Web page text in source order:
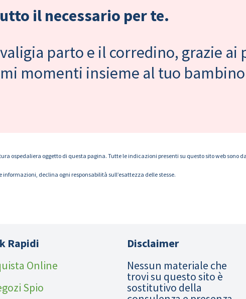
il necessario per te.
parto e il corredino, grazie
momenti insieme al tuo bambino
ospedaliera oggetto di questa pagina. Tutte le indicazioni presenti su questo sito web sono
declina ogni responsabilità sull’esattezza delle stesse.
Rapidi
Online
Spio
Disclaimer
Nessun materiale che
trovi su questo sito è
sostitutivo della